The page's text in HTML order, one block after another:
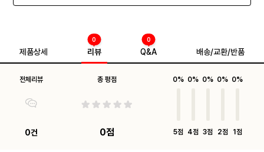
제품상세 리뷰
0
Q&A
0
배송/교환/반품
전체리뷰
0건
총 평점
0점
0%
5점
0%
4점
0%
3점
0%
2점
0%
1점